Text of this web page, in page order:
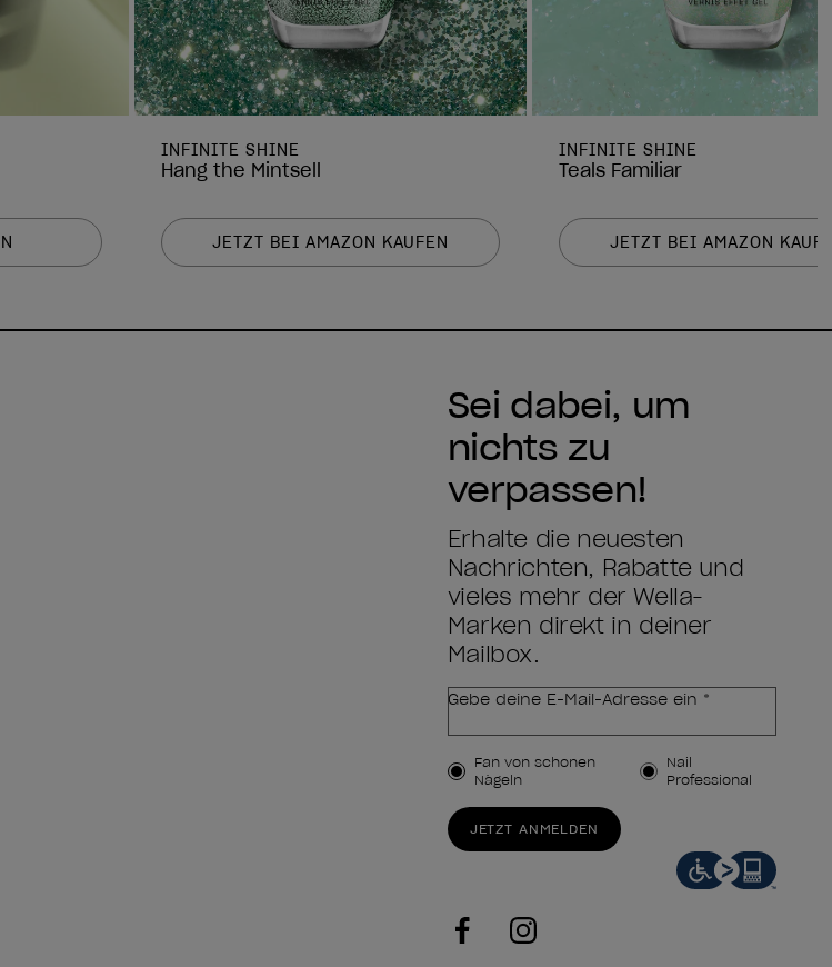
INFINITE SHINE
Hang the Mintsell
JETZT BEI AMAZON KAUFEN
INFINITE SHINE
Teals Familiar
JETZT BEI AMAZON
Sei dabei, um
nichts zu
verpassen!
Erhalte die neuesten
Nachrichten, Rabatte und
vieles mehr der Wella-
Marken direkt in deiner
Mailbox.
Gebe deine E-Mail-Adresse ein *
Kundenart
Fan von schönen
Nägeln
Nail
Professional
JETZT ANMELDEN